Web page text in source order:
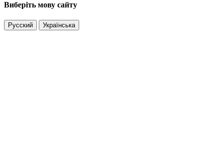
Виберіть мову сайту
Русский Українська